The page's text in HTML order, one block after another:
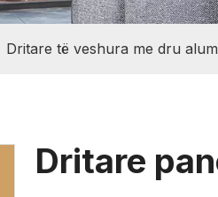
Dritare të veshura me dru
Dritare